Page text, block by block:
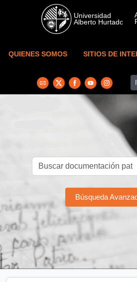
Skip to main content
QUIENES SOMOS SITIOS DE
Búsqueda